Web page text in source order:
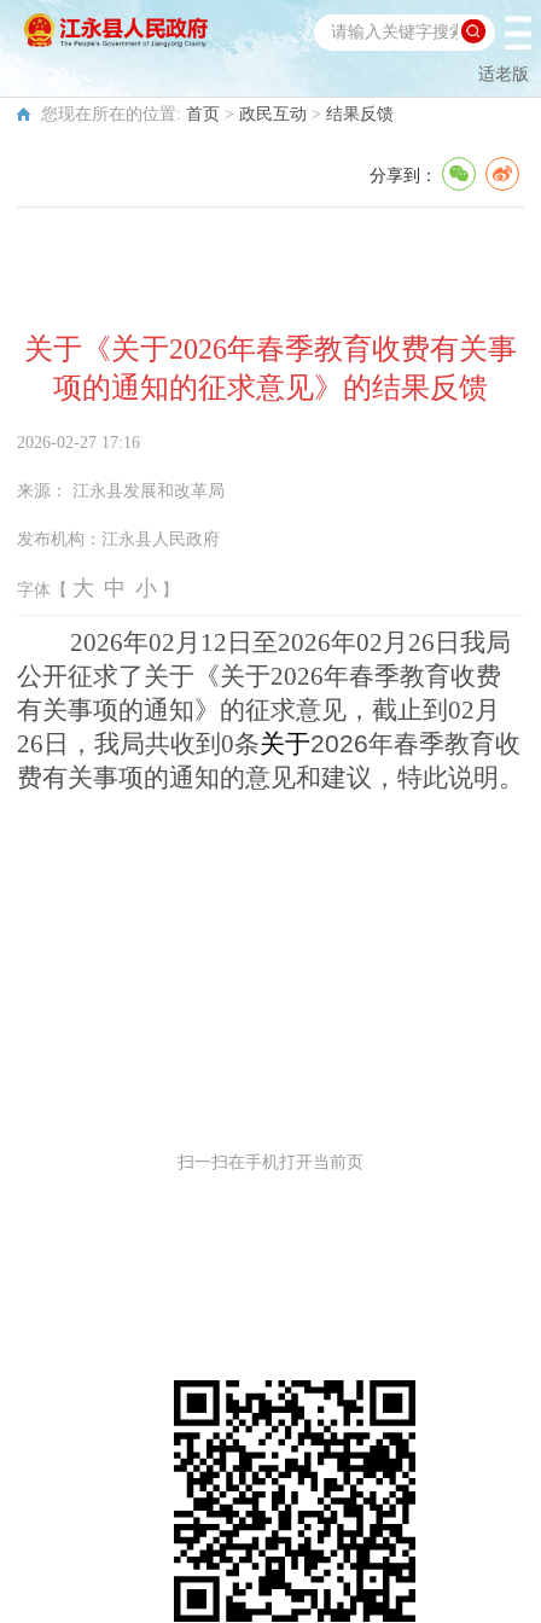
适老版
您现在所在的位置: 首页 > 政民互动 > 结果反馈
分享到：
关于《关于2026年春季教育收费有关事
项的通知的征求意见》的结果反馈
2026-02-27 17:16
来源： 江永县发展和改革局
发布机构： 江永县人民政府
字体【 大 中 小 】
2026年02月12 日 至2026年02月26 日 我局
公开征求了关于《关于2026年春季教育收费
有关事项的通知》的征求意见 ，截止到02月
26日，我局共收到0条关于2026年春季教育收
费有关事项的通知的意见和建议，特此说明。
扫一扫在手机打开当前页